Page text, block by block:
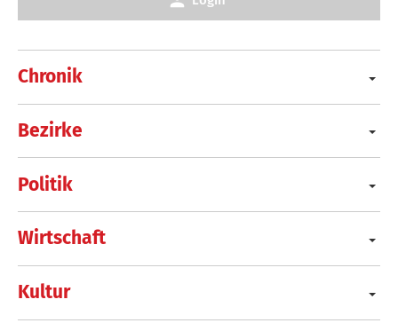
Chronik
Bezirke
Politik
Wirtschaft
Kultur